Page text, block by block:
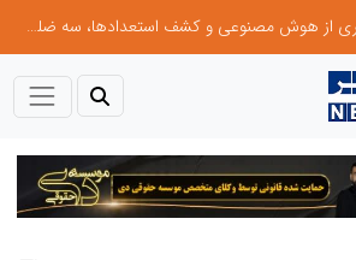
الگوپذیری خلاق، بهره‌گیری از هوش مصنوعی و کشف استعدادها، سه ضلع موفقیت جوانان کارآفرین